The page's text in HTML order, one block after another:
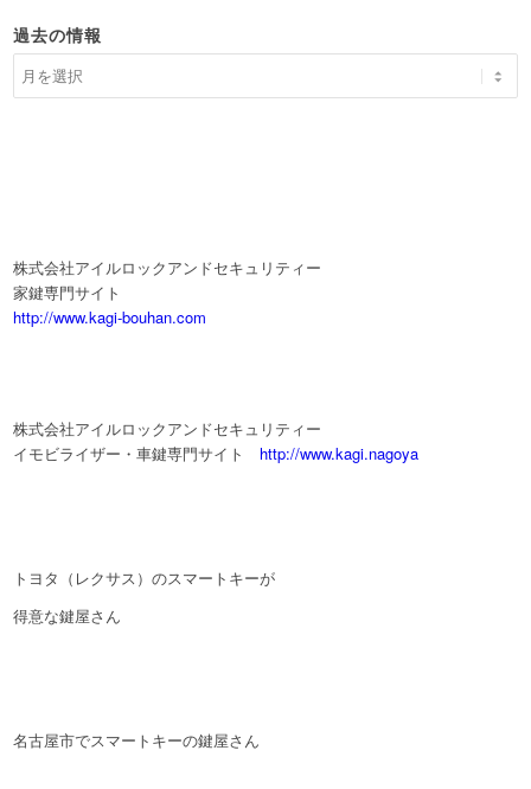
過去の情報
株式会社アイルロックアンドセキュリティー
家鍵専門サイト
http://www.kagi-bouhan.com
株式会社アイルロックアンドセキュリティー
イモビライザー・車鍵専門サイト http://www.kagi.nagoya
トヨタ（レクサス）のスマートキーが
得意な鍵屋さん
名古屋市でスマートキーの鍵屋さん